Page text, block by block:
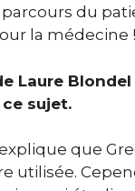
parcours du
la médecine !
Laure
ce sujet.
que
utilisée.